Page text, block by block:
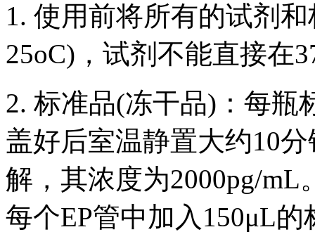
1. 使用前将所有的试剂
25oC)，试剂不能直接在
2. 标准品(冻干品)：每瓶
盖好后室温静置大约10
解，其浓度为2000pg/mL
每个EP管中加入150μL